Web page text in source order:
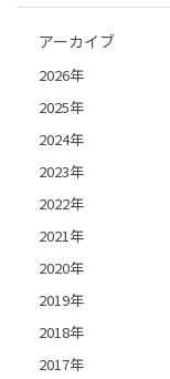
アーカイブ
2026年
2025年
2024年
2023年
2022年
2021年
2020年
2019年
2018年
2017年